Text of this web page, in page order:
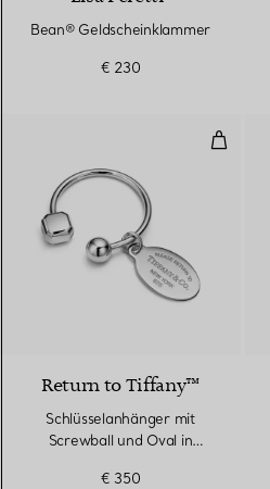
Bean® Geldscheinklammer
€ 230
Return to Tiffany™
Schlüsselanhänger mit
Screwball und Oval in
€ 350